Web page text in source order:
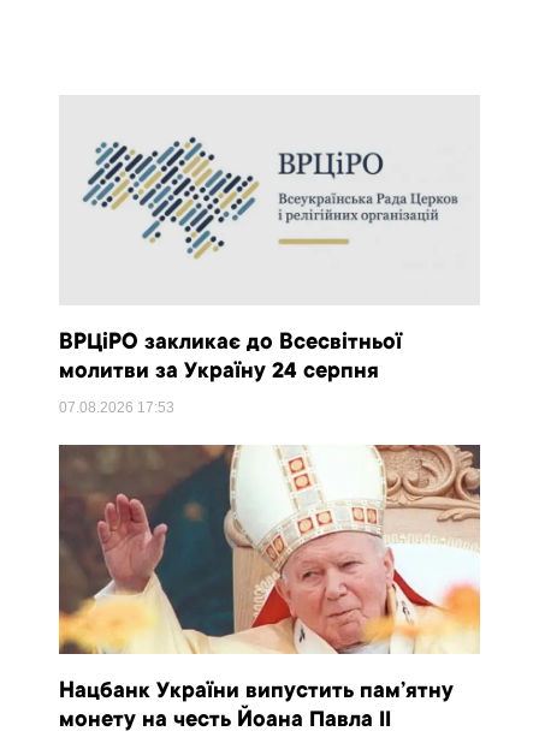
ВРЦіРО закликає до Всесвітньої
молитви за Україну 24 серпня
07.08.2026 17:53
Нацбанк України випустить пам’ятну
монету на честь Йоана Павла II